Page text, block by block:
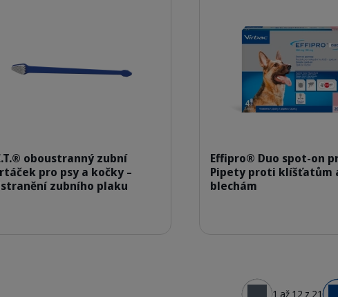
300164_CET_Dual-ended-toothbrush_face.png
oboustranný zubní
pro psy a kočky –
zubního plaku
Effipro® Duo spot-on
Pipety proti klíšťatům
blechám
1 až 12 z 21